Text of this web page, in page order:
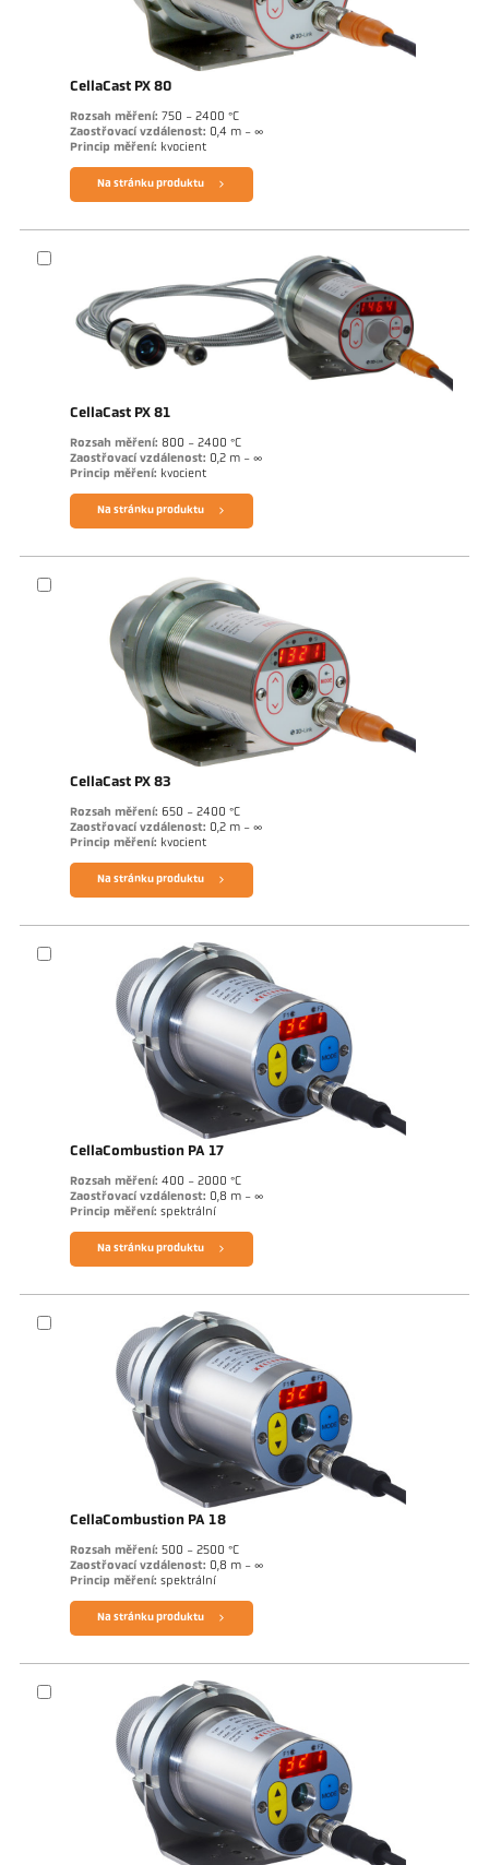
CellaCast PX 80
Rozsah měření: 750 - 2400 °C
Zaostřovací vzdálenost: 0,4 m - ∞
Princip měření: kvocient
Na stránku produktu
CellaCast PX 81
Rozsah měření: 800 - 2400 °C
Zaostřovací vzdálenost: 0,2 m - ∞
Princip měření: kvocient
Na stránku produktu
CellaCast PX 83
Rozsah měření: 650 - 2400 °C
Zaostřovací vzdálenost: 0,2 m - ∞
Princip měření: kvocient
Na stránku produktu
CellaCombustion PA 17
Rozsah měření: 400 - 2000 °C
Zaostřovací vzdálenost: 0,8 m - ∞
Princip měření: spektrální
Na stránku produktu
CellaCombustion PA 18
Rozsah měření: 500 - 2500 °C
Zaostřovací vzdálenost: 0,8 m - ∞
Princip měření: spektrální
Na stránku produktu